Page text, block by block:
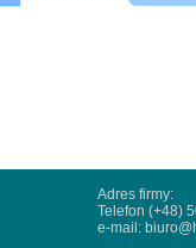
Adres firmy:
Telefon (+48)
e-mail: